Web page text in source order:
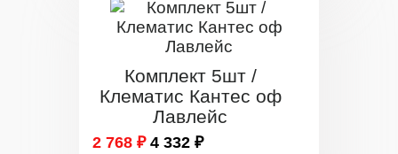
Комплект 5шт /
Клематис Кантес оф
Лавлейс
2 768 ₽ 4 332 ₽